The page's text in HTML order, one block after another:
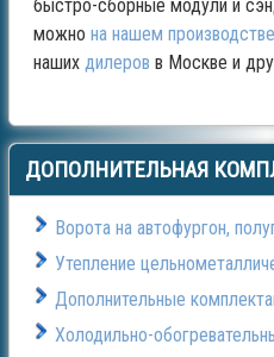
быстро-сборные модули и
можно на нашем
наших дилеров в Москве и
ДОПОЛНИТЕЛЬНАЯ
Ворота на автофургон,
Утепление
Дополнительные
Холодильно-